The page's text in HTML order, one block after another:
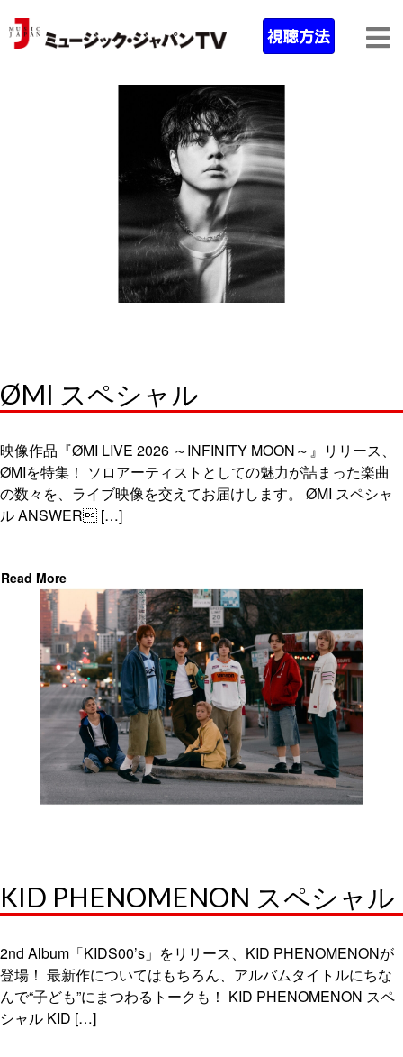
ØMI スペシャル
映像作品『ØMI LIVE 2026 ～INFINITY MOON～』リリース、
ØMIを特集！ ソロアーティストとしての魅力が詰まった楽曲
の数々を、ライブ映像を交えてお届けします。 ØMI スペシャ
ル ANSWER […]
Read More
KID PHENOMENON スペシャル
2nd Album「KIDS00’s」をリリース、KID PHENOMENONが
登場！ 最新作についてはもちろん、アルバムタイトルにちな
んで“子ども”にまつわるトークも！ KID PHENOMENON スペ
シャル KID […]